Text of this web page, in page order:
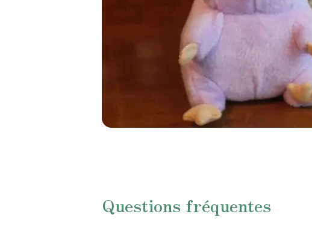
Questions fréquentes